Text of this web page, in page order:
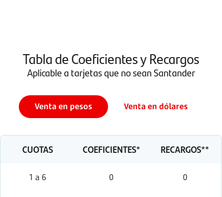
Tabla de Coeficientes y Recargos
Aplicable a tarjetas que no sean Santander
Venta en pesos Venta en dólares
CUOTAS COEFICIENTES* RECARGOS**
1 a 6 0 0